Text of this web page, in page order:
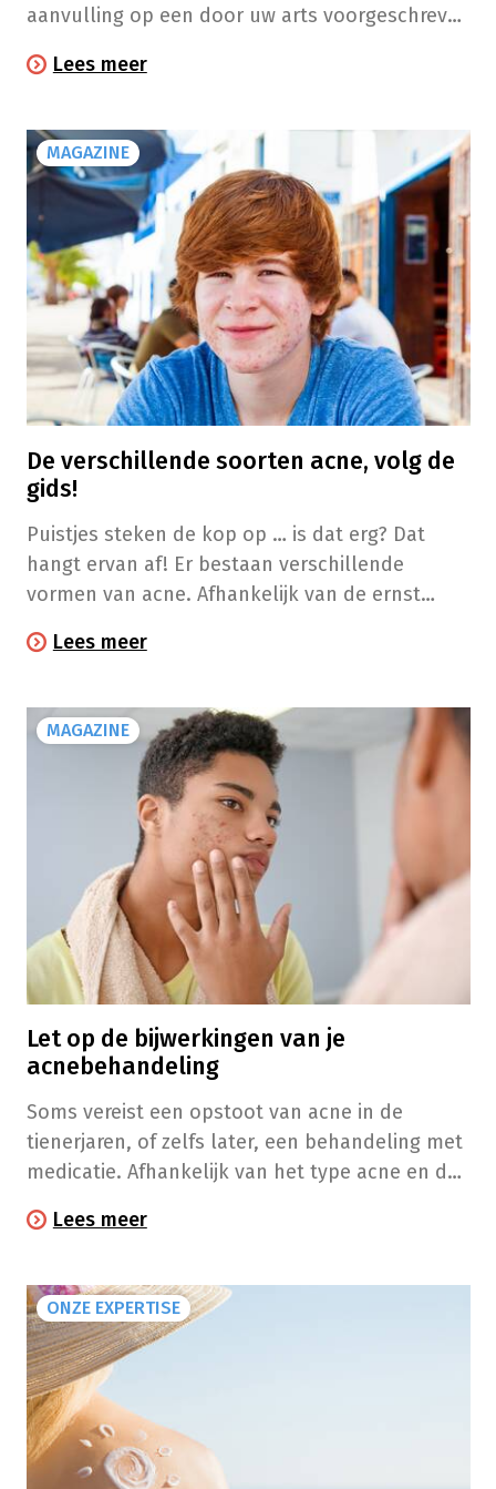
aanvulling op een door uw arts voorgeschreven
belangrijk om enkele eenvoudige gebaren op te
Lees meer
MAGAZINE
De verschillende soorten acne, volg de
gids!
Puistjes steken de kop op … is dat erg? Dat
hangt ervan af! Er bestaan verschillende
vormen van acne. Afhankelijk van de ernst
afwachting van een diagnose door de dokter,
Lees meer
MAGAZINE
Let op de bijwerkingen van je
acnebehandeling
Soms vereist een opstoot van acne in de
tienerjaren, of zelfs later, een behandeling met
medicatie. Afhankelijk van het type acne en de
maanden. Het is het belangrijk om daarbij goed
Lees meer
ONZE EXPERTISE